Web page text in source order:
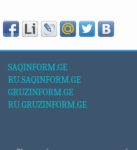
SAQINFORM.GE
RU.SAQINFORM.GE
GRUZINFORM.GE
RU.GRUZINFORM.GE